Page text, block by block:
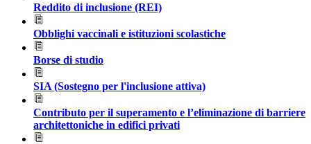
Reddito di inclusione (REI)
Obblighi vaccinali e istituzioni scolastiche
Borse di studio
SIA (Sostegno per l'inclusione attiva)
Contributo per il superamento e l’eliminazione di barriere
architettoniche in edifici privati